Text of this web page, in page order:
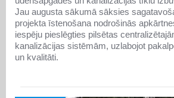
Jau augusta sākumā sāksies
projekta īstenošana nodrošinās
iespēju pieslēgties pilsētas
kanalizācijas sistēmām, uzlabojot
un kvalitāti.